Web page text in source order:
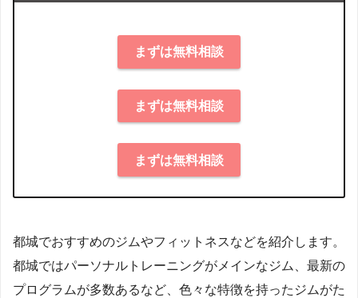
まずは無料相談
まずは無料相談
まずは無料相談
都城でおすすめのジムやフィットネスなどを紹介します。
都城ではパーソナルトレーニングがメインなジム、最新の
プログラムが多数あるなど、色々な特徴を持ったジムがた